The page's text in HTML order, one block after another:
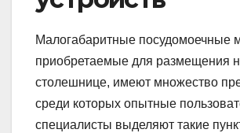
Малогабаритные посудомоечные
приобретаемые для размещения
столешнице, имеют множество
среди которых опытные
специалисты выделяют такие